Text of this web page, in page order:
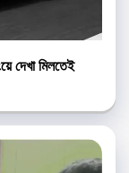
দেখা মিলতেই